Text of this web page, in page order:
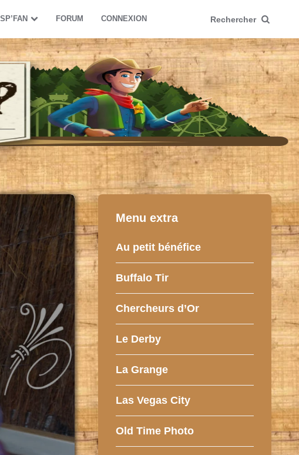
FORUM CONNEXION Rechercher
Menu extra
Au petit bénéfice
Buffalo Tir
Chercheurs d’Or
Le Derby
La Grange
Las Vegas City
Old Time Photo